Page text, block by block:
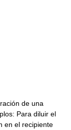
de una
Para diluir el
en el recipiente